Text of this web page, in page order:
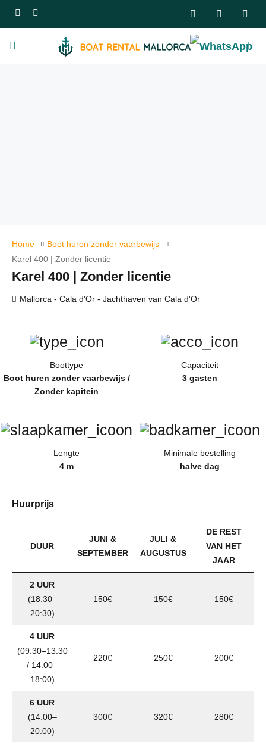
Home
Boot huren zonder vaarbewijs
Karel 400 | Zonder licentie
Karel 400 | Zonder licentie
Mallorca - Cala d'Or - Jachthaven van Cala d'Or
Boottype
Boot huren zonder vaarbewijs /
Zonder kapitein
Capaciteit
3 gasten
Lengte
4 m
Minimale bestelling
halve dag
Huurprijs
DUUR
JUNI &
SEPTEMBER
JULI &
AUGUSTUS
DE REST
VAN HET
JAAR
2 UUR
(18:30–
20:30)
150€ 150€ 150€
4 UUR
(09:30–13:30
/ 14:00–
18:00)
220€ 250€ 200€
6 UUR
(14:00–
20:00)
300€ 320€ 280€